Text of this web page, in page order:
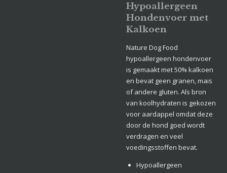
Hypoallergeen
Hondenvoer met
Kalkoen
Nature Dog Food
hypoallergeen hondenvoer
is gemaakt met 50% kalkoen
en bevat geen granen, mais
of andere gluten. Als bron
van koolhydraten is gekozen
voor aardappel omdat deze
door de hond goed wordt
verdragen en veel
voedingsstoffen bevat.
Hypoallergeen